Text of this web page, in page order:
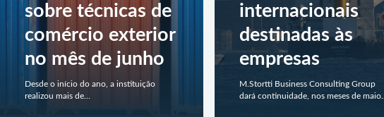
sobre técnicas de
comércio exterior
no mês de junho
Desde o início do ano, a instituição
realizou mais de...
internacionais
destinadas às
empresas
M.Stortti Business Consulting Group
dará continuidade, nos meses de maio...